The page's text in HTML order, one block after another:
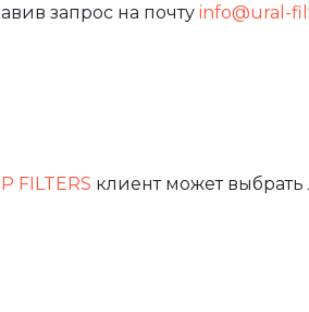
запрос на почту info@ural-
FILTERS клиент может